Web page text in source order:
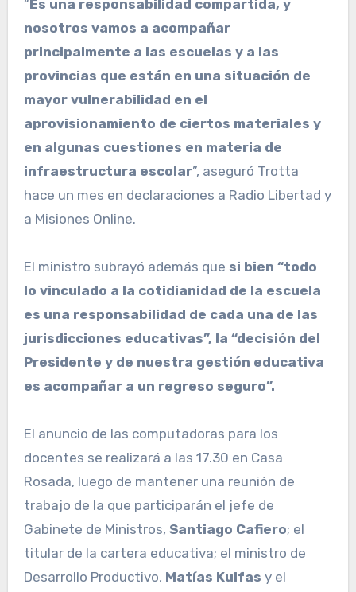
“ Es una responsabilidad compartida, y
nosotros vamos a acompañar
principalmente a las escuelas y a las
provincias que están en una situación de
mayor vulnerabilidad en el
aprovisionamiento de ciertos materiales y
en algunas cuestiones en materia de
infraestructura escolar”, aseguró Trotta
hace un mes en declaraciones a Radio Libertad y
a Misiones Online.
El ministro subrayó además que si bien “todo
lo vinculado a la cotidianidad de la escuela
es una responsabilidad de cada una de las
jurisdicciones educativas”, la “decisión del
Presidente y de nuestra gestión educativa
es acompañar a un regreso seguro”.
El anuncio de las computadoras para los
docentes se realizará a las 17.30 en Casa
Rosada, luego de mantener una reunión de
trabajo de la que participarán el jefe de
Gabinete de Ministros, Santiago Cafiero; el
titular de la cartera educativa; el ministro de
Desarrollo Productivo, Matías Kulfas y el